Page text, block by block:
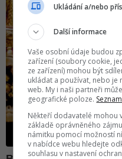
Ukládání a/nebo
Další informace
Vaše osobní údaje budou
zařízení (soubory cookie,
ze zařízení) mohou být
ukládat a používat, nebo je
web. My i naši partneři
geografické poloze.
Někteří dodavatelé mohou
základě oprávněného
námitku pomocí možností
v nabídce webu hledejte
souhlasu v nastavení